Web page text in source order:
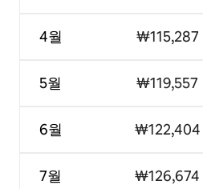
4월
5월
6월
7월
₩115,287
₩119,557
₩122,404
₩126,674